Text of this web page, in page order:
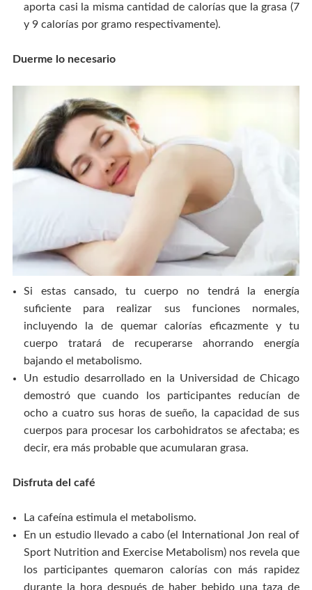
aporta casi la misma cantidad de calorías que la grasa (7
y 9 calorías por gramo respectivamente).
Duerme lo necesario
Si estas cansado, tu cuerpo no tendrá la energía
suficiente para realizar sus funciones normales,
incluyendo la de quemar calorías eficazmente y tu
cuerpo tratará de recuperarse ahorrando energía
bajando el metabolismo.
Un estudio desarrollado en la Universidad de Chicago
demostró que cuando los participantes reducían de
ocho a cuatro sus horas de sueño, la capacidad de sus
cuerpos para procesar los carbohidratos se afectaba; es
decir, era más probable que acumularan grasa.
Disfruta del café
La cafeína estimula el metabolismo.
En un estudio llevado a cabo (el International Jon real of
Sport Nutrition and Exercise Metabolism) nos revela que
los participantes quemaron calorías con más rapidez
durante la hora después de haber bebido una taza de